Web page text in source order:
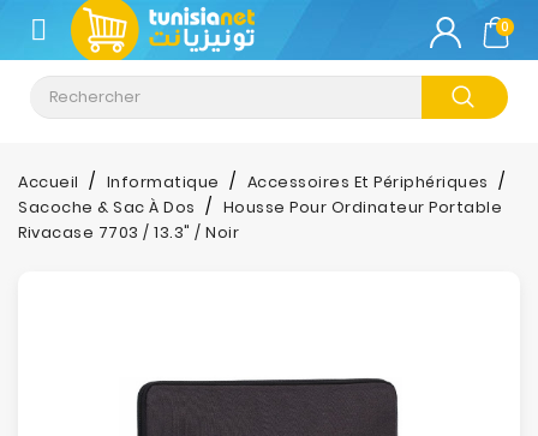
CATÉGORIE
Climatisation
Informatique
Téléphonie
0
Accueil Informatique
Accessoires Et Périphériques
Sacoche & Sac À Dos
Housse Pour Ordinateur Portable
Rivacase 7703 / 13.3" / Noir